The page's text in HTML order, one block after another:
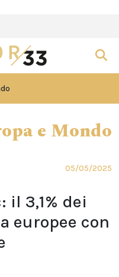
e Mondo
05/05/2025
il 3,1% dei
europee con